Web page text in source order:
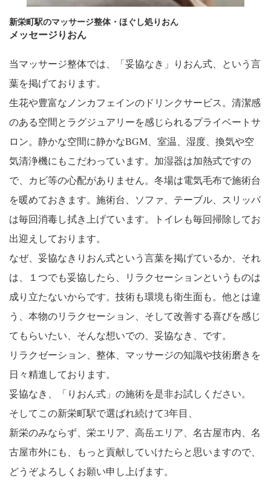
新栄町駅のマッサージ整体・ほぐし処りおん
メッセージりおん
当マッサージ整体では、「妥協なき」りおん式、という言
葉を掲げております。
生花や豊富なノンカフェインのドリンクサービス。清潔感
のある空間とラグジュアリーを感じられるプライベートサ
ロン。静かな空間に静かなBGM、室温、湿度、換気や空
気清浄機にもこだわっています。加湿器は加熱式ですの
で、カビ等の心配がありません。冬場は電気毛布で施術台
を暖めておきます。施術台、ソファ、テーブル、スリッパ
は毎回消毒し拭き上げています。トイレも毎回掃除してお
出迎えしております。
なぜ、妥協なきりおん式という言葉を掲げているか、それ
は、１つでも妥協したら、リラクセーションというものは
成り立たないからです。技術も環境も衛生面も。他とは違
う、本物のリラクセーション、そして改善する喜びを感じ
てもらいたい、そんな想いでの、妥協なき、です。
リラクゼーション、整体、マッサージの知識や技術磨きを
日々精進しております。
妥協なき、「りおん式」の施術を是非お試しください。
そしてこの新栄町駅で選ばれ続けて3年目、
新栄のみならず、栄エリア、高岳エリア、名古屋市内、名
古屋市外にも、もっと貢献していけたらと思いますので、
どうぞよろしくお願い申し上げます。